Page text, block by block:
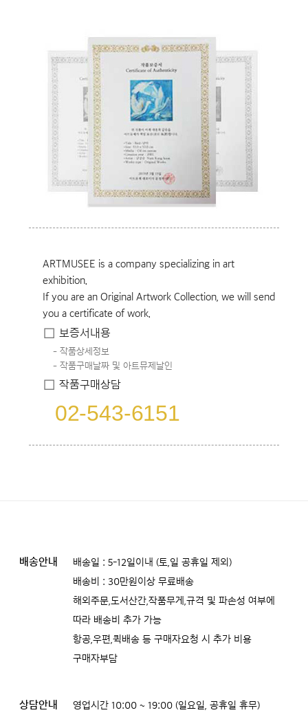
ARTMUSEE is a company specializing in art
exhibition.
If you are an Original Artwork Collection, we will send
you a certificate of work.
보증서내용
작품상세정보
작품구매날짜 및 아트뮤제날인
작품구매상담
02-543-6151
배송안내
배송일 : 5-12일이내 (토,일 공휴일 제외)
배송비 : 30만원이상 무료배송
해외주문,도서산간,작품무게,규격 및 파손성 여부에
따라 배송비 추가 가능
항공,우편,퀵배송 등 구매자요청 시 추가 비용
구매자부담
상담안내
영업시간 10:00 ~ 19:00 (일요일, 공휴일 휴무)